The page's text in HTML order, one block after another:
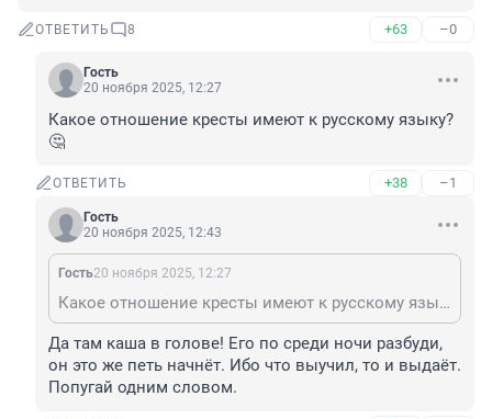
ОТВЕТИТЬ 8 +63 –0
Гость
20 ноября 2025, 12:27
Какое отношение кресты имеют к русскому языку?
🤔
ОТВЕТИТЬ +38 –1
Гость
20 ноября 2025, 12:43
Гость20 ноября 2025, 12:27
Какое отношение кресты имеют к русскому языку? 🤔
Да там каша в голове! Его по среди ночи разбуди,
он это же петь начнёт. Ибо что выучил, то и выдаёт.
Попугай одним словом.